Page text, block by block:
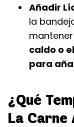
Añadir
la
caldo o
para
¿Qué
La Carne